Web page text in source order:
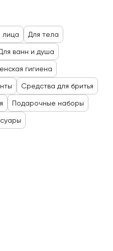
лица Для тела
ванн и душа
гигиена
Средства для бритья
Подарочные наборы